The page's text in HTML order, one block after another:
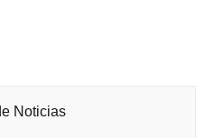
Noticias